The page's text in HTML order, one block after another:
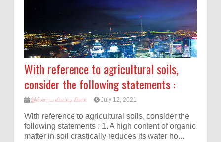
With reference to agricultural soils,
consider the following statements :
இன்றைய வினாடி வினா July 12, 2021
With reference to agricultural soils, consider the
following statements : 1. A high content of organic
matter in soil drastically reduces its water ho...